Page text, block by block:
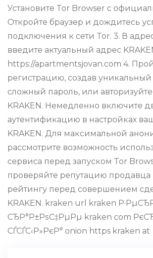
Установите Tor Browser с
Откройте браузер и дождитесь
подключения к сети Tor. 3. В
введите актуальный адрес
https://apartmentsjovan.com 4.
регистрацию, создав уникальный
сложный пароль, или
KRAKEN. Немедленно включите
аутентификацию в настройках
KRAKEN. Для максимальной
рассмотрите возможность
сервиса перед запуском Tor
проверяйте репутацию продавца
рейтингу перед совершением
KRAKEN. kraken url kraken
СЂР°Р±РѕС‡РµРµ kraken com
СЃСЃС‹Р»РєР° onion https kraken at